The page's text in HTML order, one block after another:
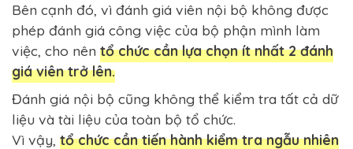
Bên cạnh đó, vì đánh giá viên nội bộ không được
phép đánh giá công việc của bộ phận mình làm
việc, cho nên tổ chức cần lựa chọn ít nhất 2 đánh
giá viên trở lên.
Đánh giá nội bộ cũng không thể kiểm tra tất cả dữ
liệu và tài liệu của toàn bộ tổ chức.
Vì vậy, tổ chức cần tiến hành kiểm tra ngẫu nhiên